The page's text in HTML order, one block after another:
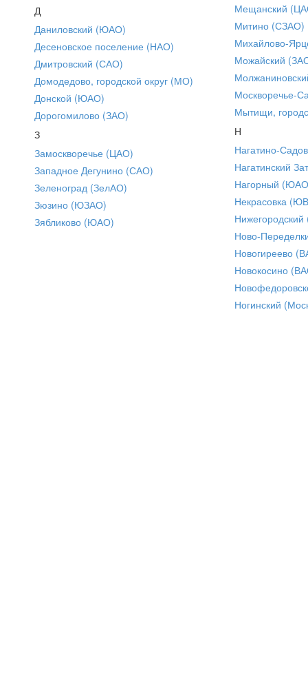
Д
Даниловский (ЮАО)
Десеновское поселение (НАО)
Дмитровский (САО)
Домодедово, городской округ (МО)
Донской (ЮАО)
Дорогомилово (ЗАО)
З
Замоскворечье (ЦАО)
Западное Дегунино (САО)
Зеленоград (ЗелАО)
Зюзино (ЮЗАО)
Зябликово (ЮАО)
Мещанский
Митино (СЗАО)
Михайлово-
Можайский
Москворечье-
Мытищи,
Н
Нагатино-
Нагатинский
Нагорный
Некрасовка
Ново-
Новогиреево
Новокосино
Ногинский